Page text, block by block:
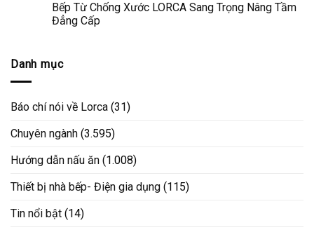
Bếp Từ Chống Xước LORCA Sang Trọng Nâng Tầm
Đẳng Cấp
Danh mục
Báo chí nói về Lorca (31)
Chuyên ngành (3.595)
Hướng dẫn nấu ăn (1.008)
Thiết bị nhà bếp- Điện gia dụng (115)
Tin nổi bật (14)